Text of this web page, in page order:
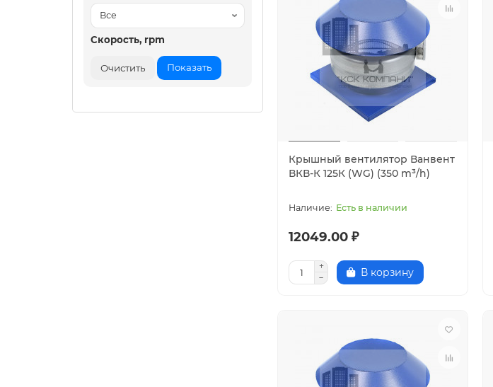
Скорость, rpm
Очистить Показать
Крышный вентилятор Ванвент
ВКВ-К 125К (WG) (350 m³/h)
Есть в наличии
12049.00 ₽
В корзину